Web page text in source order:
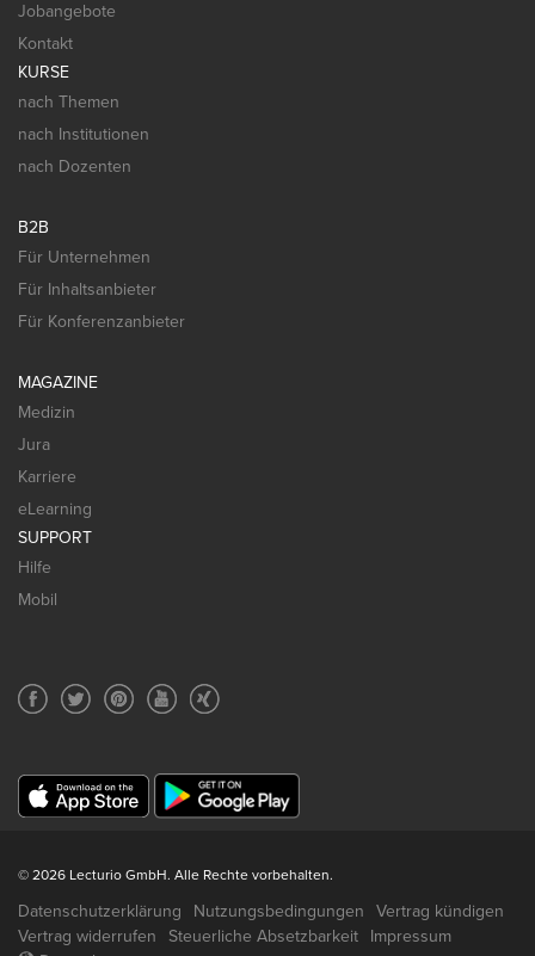
Jobangebote
Kontakt
KURSE
nach Themen
nach Institutionen
nach Dozenten
B2B
Für Unternehmen
Für Inhaltsanbieter
Für Konferenzanbieter
MAGAZINE
Medizin
Jura
Karriere
eLearning
SUPPORT
Hilfe
Mobil
© 2026 Lecturio GmbH. Alle Rechte vorbehalten.
Datenschutzerklärung Nutzungsbedingungen
Vertrag kündigen
Vertrag widerrufen
Steuerliche Absetzbarkeit
Impressum